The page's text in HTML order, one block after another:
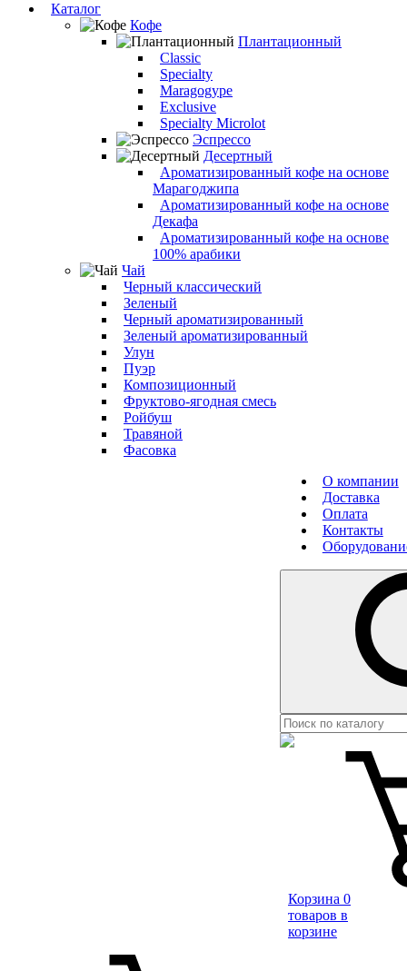
Каталог
Кофе
Плантационный
Classic
Specialty
Maragogype
Exclusive
Specialty Microlot
Эспрессо
Десертный
Ароматизированный кофе на основе
Марагоджипа
Ароматизированный кофе на основе
Декафа
Ароматизированный кофе на основе
100% арабики
Чай
Черный классический
Зеленый
Черный ароматизированный
Зеленый ароматизированный
Улун
Пуэр
Композиционный
Фруктово-ягодная смесь
Ройбуш
Травяной
Фасовка
О компании
Доставка
Оплата
Контакты
Корзина 0
товаров в
корзине